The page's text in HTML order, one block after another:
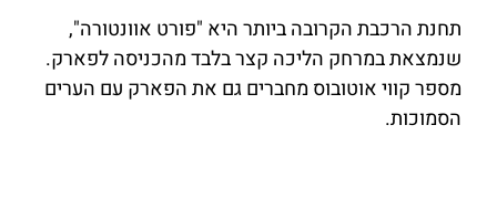
תחנת הרכבת הקרובה ביותר היא "פורט אוונטורה",
שנמצאת במרחק הליכה קצר בלבד מהכניסה לפארק.
מספר קווי אוטובוס מחברים גם את הפארק עם הערים
הסמוכות.